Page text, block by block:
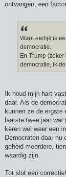
ontvangen, een
Want eerlijk is
democratie.
En Trump
democratie, ik
Ik houd mijn hart
daar. Als de
kunnen ze de ergste
laatste twee jaar wat
keren wel weer een
Democraten daar nu
geheid meerdere,
waardig zijn.
Tot slot een